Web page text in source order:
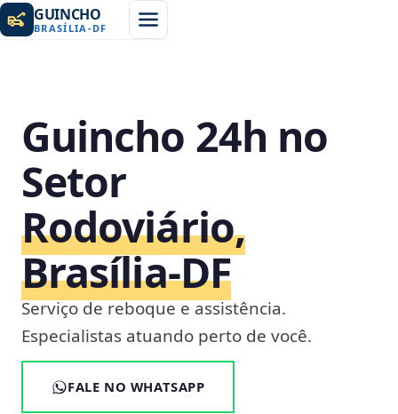
GUINCHO
BRASÍLIA -DF
Guincho 24h no
Setor
Rodoviário,
Brasília‑DF
Serviço de reboque e assistência.
Especialistas atuando perto de você.
FALE NO WHATSAPP